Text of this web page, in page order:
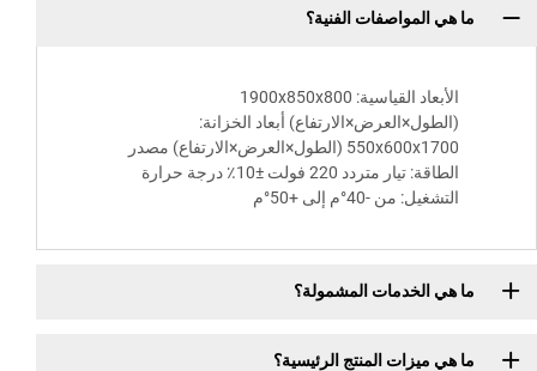
ما هي المواصفات الفنية؟
الأبعاد القياسية: 1900x850x800
(الطول×العرض×الارتفاع) أبعاد الخزانة:
550x600x1700 (الطول×العرض×الارتفاع) مصدر
الطاقة: تيار متردد 220 فولت ±10٪ درجة حرارة
التشغيل: من -40°م إلى +50°م
ما هي الخدمات المشمولة؟
ما هي ميزات المنتج الرئيسية؟